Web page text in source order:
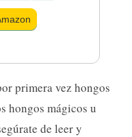
primera vez hongos
hongos mágicos u
de leer y